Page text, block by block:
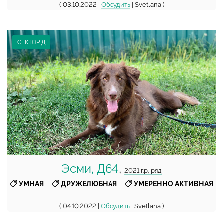
( 03.10.2022 | Обсудить| Svetlana )
СЕКТОР Д
Эсми, Д64, 2021 г.р, ряд
УМНАЯ
ДРУЖЕЛЮБНАЯ УМЕРЕННО АКТИВНАЯ
( 04.10.2022 | Обсудить | Svetlana )